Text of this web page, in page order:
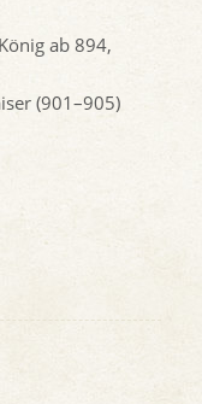
ab 894,
(901–905)